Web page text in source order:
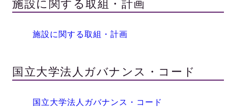
施設に関する取組・計画
施設に関する取組・計画
国立大学法人ガバナンス・コード
国立大学法人ガバナンス・コード